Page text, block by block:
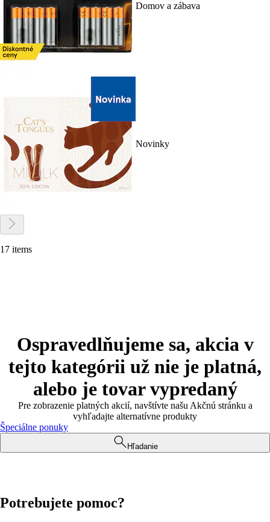
Domov a zábava
Novinky
17 items
Ospravedlňujeme sa, akcia v
tejto kategórii už nie je platná,
alebo je tovar vypredaný
Pre zobrazenie platných akcií, navštívte našu Akčnú stránku a
vyhľadajte alternatívne produkty
Špeciálne ponuky
Hľadanie
Potrebujete pomoc?